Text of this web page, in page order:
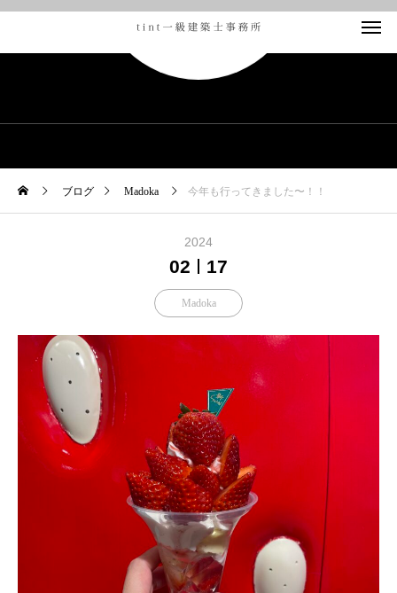
ブログ Madoka 今年も行ってきました〜！！
2024
02 17
Madoka